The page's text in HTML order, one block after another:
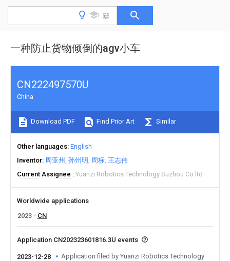
一种防止货物倾倒的agv小车
CN222497570U
China
Download PDF Find Prior Art Similar
Other languages English
Inventor 周亚州 孙州明 周标 王志伟
Current Assignee
Yuanzi Robotics Technology Suzhou Co ltd
Worldwide applications
2023
CN
Application CN202323601816.3U events
2023-12-28
Application filed by Yuanzi Robotics Technology